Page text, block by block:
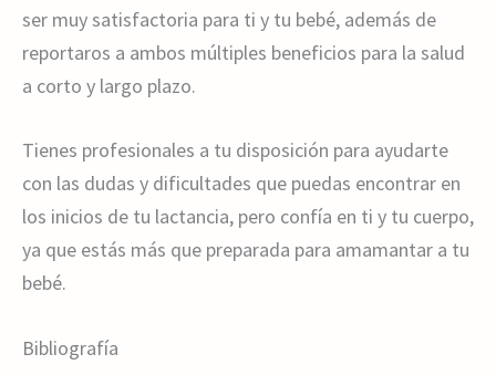
ser muy satisfactoria para ti y tu bebé, además de
reportaros a ambos múltiples beneficios para la salud
a corto y largo plazo.
Tienes profesionales a tu disposición para ayudarte
con las dudas y dificultades que puedas encontrar en
los inicios de tu lactancia, pero confía en ti y tu cuerpo,
ya que estás más que preparada para amamantar a tu
bebé.
Bibliografía